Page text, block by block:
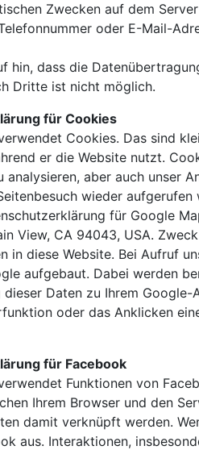
Zwecken auf dem
oder E-Mail-
hin, dass die
Dritte ist nicht möglich.
für Cookies
Cookies. Das sind
er die Website nutzt.
analysieren, aber auch unser
wieder
für Google
View, CA 94043, USA.
in diese Website. Bei Aufruf
aufgebaut. Dabei werden
dieser Daten zu Ihrem
oder das Anklicken
für Facebook
Funktionen von
Ihrem Browser und den
damit verknüpft werden.
aus. Interaktionen,